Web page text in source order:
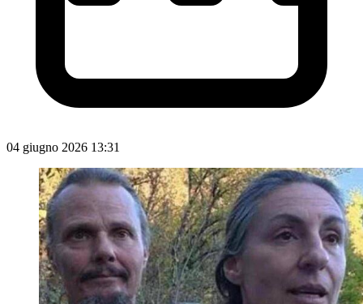
04 giugno 2026 13:31